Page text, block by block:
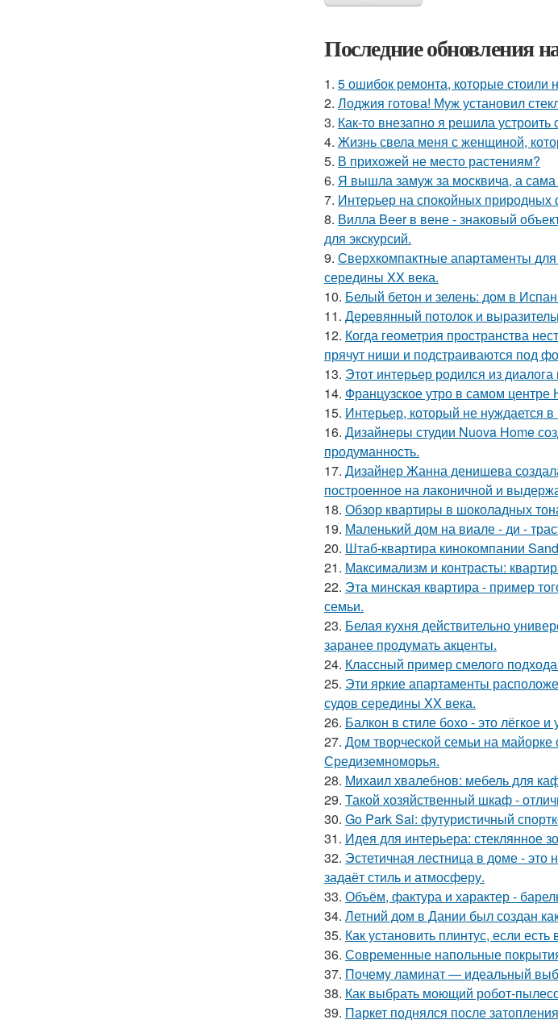
Последние обновления
1. 5 ошибок ремонта, которые стоили
2. Лоджия готова! Муж установил
3. Как-то внезапно я решила
4. Жизнь свела меня с женщиной,
5. В прихожей не место растениям?
6. Я вышла замуж за москвича, а
7. Интерьер на спокойных природных
8. Вилла Beer в вене - знаковый
для экскурсий.
9. Сверхкомпактные апартаменты
середины XX века.
10. Белый бетон и зелень: дом в
11. Деревянный потолок и
12. Когда геометрия пространства
прячут ниши и подстраиваются под
13. Этот интерьер родился из
14. Французское утро в самом центре
15. Интерьер, который не нуждается в
16. Дизайнеры студии Nuova Home
продуманность.
17. Дизайнер Жанна денишева
построенное на лаконичной и
18. Обзор квартиры в шоколадных
19. Маленький дом на виале - ди -
20. Штаб-квартира кинокомпании
21. Максимализм и контрасты:
22. Эта минская квартира - пример
семьи.
23. Белая кухня действительно
заранее продумать акценты.
24. Классный пример смелого подхода
25. Эти яркие апартаменты
судов середины XX века.
26. Балкон в стиле бохо - это лёгкое
27. Дом творческой семьи на майорке
Средиземноморья.
28. Михаил хвалебнов: мебель для
29. Такой хозяйственный шкаф -
30. Go Park Sai: футуристичный
31. Идея для интерьера: стеклянное
32. Эстетичная лестница в доме - это
задаёт стиль и атмосферу.
33. Объём, фактура и характер -
34. Летний дом в Дании был создан
35. Как установить плинтус, если есть
36. Современные напольные
37. Почему ламинат — идеальный
38. Как выбрать моющий робот-
39. Паркет поднялся после